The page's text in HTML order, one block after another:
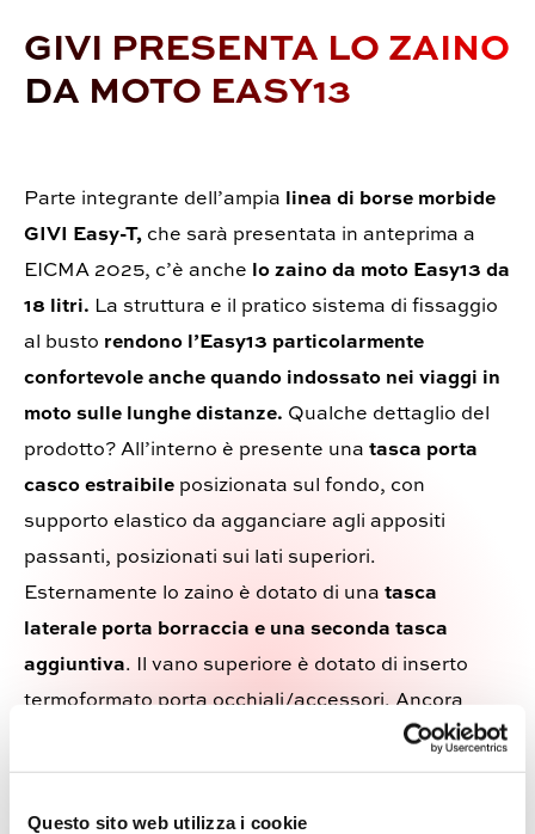
Questo sito web utilizza i cookie
GIVI PRESENTA LO ZAINO
DA MOTO EASY13
Parte integrante dell’ampia
linea di borse morbide
GIVI Easy-T, che sarà presentata in anteprima a
EICMA 2025, c’è anche
lo zaino da moto Easy13 da
18 litri. La struttura e il pratico sistema di fissaggio
al busto rendono l’Easy13 particolarmente
confortevole anche quando indossato nei viaggi in
moto sulle lunghe distanze. Qualche dettaglio del
prodotto? All’interno è presente una tasca porta
casco estraibile posizionata sul fondo, con
supporto elastico da agganciare agli appositi
passanti, posizionati sui lati superiori.
Esternamente lo zaino è dotato di una tasca
laterale porta borraccia e una seconda tasca
aggiuntiva. Il vano superiore è dotato di inserto
termoformato porta occhiali/accessori. Ancora
scomparto imbottito
dedicato a laptop fino a 16 pollici.Spallacci